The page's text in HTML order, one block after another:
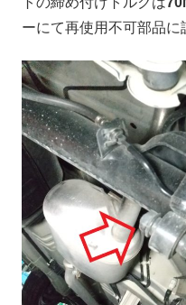
ーにて再使用不可部品に